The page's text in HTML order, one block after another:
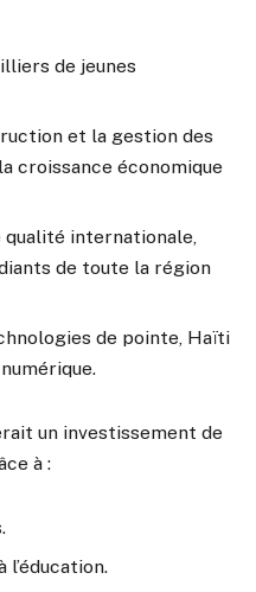
de jeunes
et la gestion des
croissance économique
internationale,
de toute la région
de pointe, Haïti
un investissement de
à :
l’éducation.